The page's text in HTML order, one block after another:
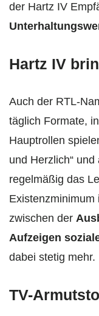
der Hartz IV
Hartz IV
Auch der RTL-
täglich Formate,
Hauptrollen
und Herzlich“
regelmäßig das
zwischen der
Aufzeigen
dabei stetig mehr.
TV-